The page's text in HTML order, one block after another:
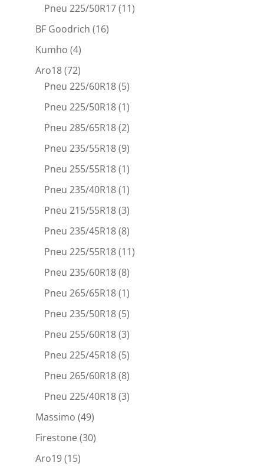
Pneu 225/50R17(11)
BF Goodrich (16)
Kumho (4)
Aro18(72)
Pneu 225/60R18(5)
Pneu 225/50R18(1)
Pneu 285/65R18(2)
Pneu 235/55R18(9)
Pneu 255/55R18(1)
Pneu 235/40R18(1)
Pneu 215/55R18(3)
Pneu 235/45R18(8)
Pneu 225/55R18(11)
Pneu 235/60R18(8)
Pneu 265/65R18(1)
Pneu 235/50R18(5)
Pneu 255/60R18(3)
Pneu 225/45R18(5)
Pneu 265/60R18(8)
Pneu 225/40R18(3)
Massimo (49)
Firestone(30)
Aro19(15)